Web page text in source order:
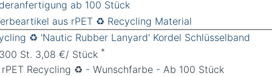
♻️ 'Nautic Rubber Lanyard' Kordel Schlüsselband
St. 3,08 €/ Stück *
rPET Recycling ♻️ - Wunschfarbe - Ab 100 Stück